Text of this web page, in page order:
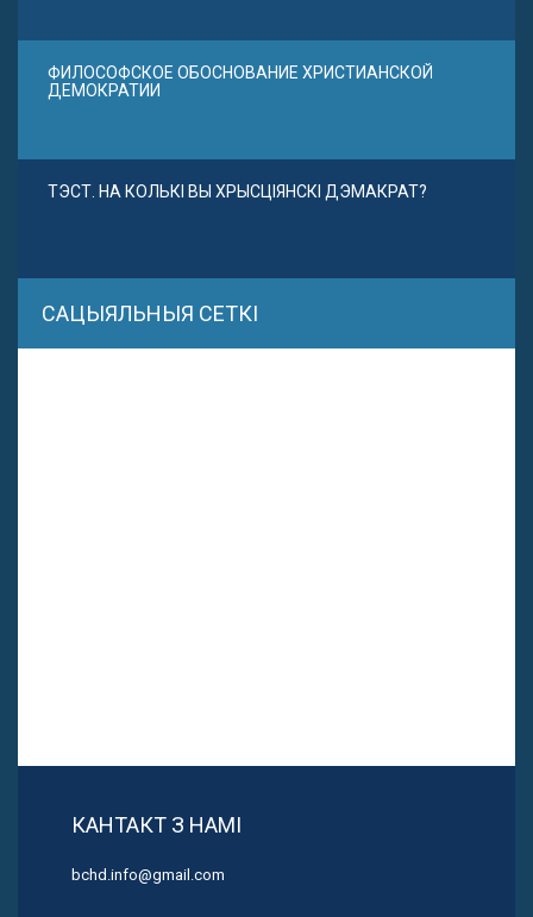
ФИЛОСОФСКОЕ ОБОСНОВАНИЕ ХРИСТИАНСКОЙ
ДЕМОКРАТИИ
ТЭСТ. НА КОЛЬКІ ВЫ ХРЫСЦІЯНСКІ ДЭМАКРАТ?
САЦЫЯЛЬНЫЯ СЕТКІ
КАНТАКТ З НАМІ
bchd.info@gmail.com